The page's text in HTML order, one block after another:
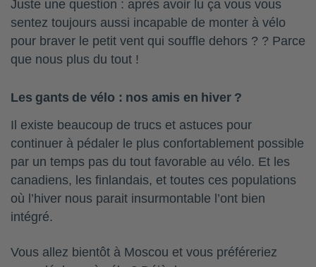
Juste une question : après avoir lu ça vous vous
sentez toujours aussi incapable de monter à vélo
pour braver le petit vent qui souffle dehors ? ?️ Parce
que nous plus du tout !
Les gants de vélo : nos amis en hiver ?
Il existe beaucoup de trucs et astuces pour
continuer à pédaler le plus confortablement possible
par un temps pas du tout favorable au vélo. Et les
canadiens, les finlandais, et toutes ces populations
où l’hiver nous parait insurmontable l’ont bien
intégré.
Vous allez bientôt à Moscou et vous préféreriez